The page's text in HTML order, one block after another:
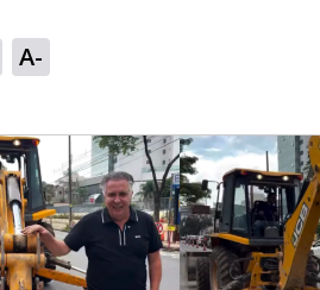
A-